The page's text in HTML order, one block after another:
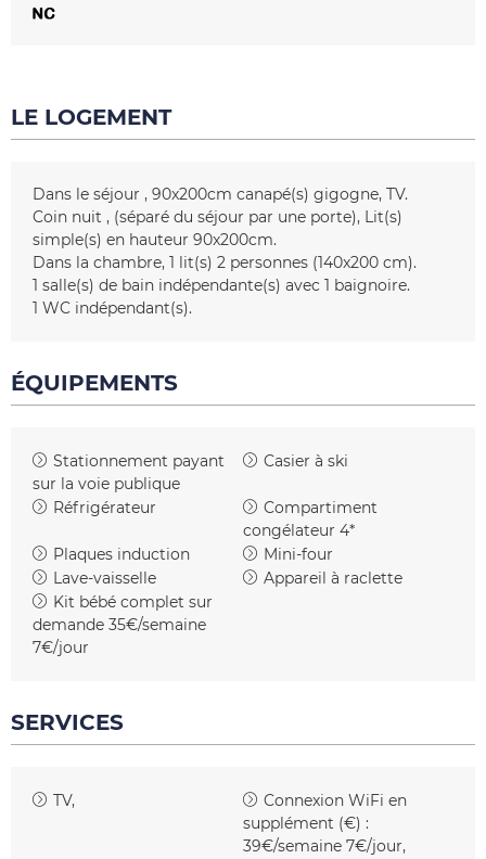
LE LOGEMENT
Dans le séjour 90x200cm canapé(s) gigogne TV
Coin nuit
(séparé du séjour par une porte) Lit(s)
simple(s) en hauteur 90x200cm
Dans la chambre 1 lit(s) 2 personnes (140x200 cm)
1 salle(s) de bain indépendante(s) avec 1 baignoire
1 WC indépendant(s)
ÉQUIPEMENTS
Stationnement payant
sur la voie publique
Casier à ski
Réfrigérateur
Compartiment
congélateur 4*
Plaques induction
Mini-four
Lave-vaisselle
Appareil à raclette
Kit bébé complet sur
demande 35€/semaine
7€/jour
SERVICES
TV
Connexion WiFi en
supplément (€) :
39€/semaine 7€/jour